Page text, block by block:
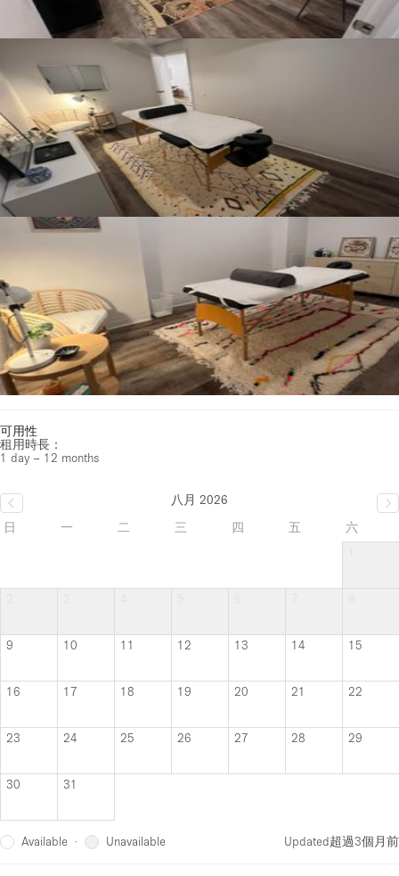
可用性
租用時長：
1 day – 12 months
八月 2026
日
一 二 三 四 五
六
9 10 11 12 13 14 15
16 17 18 19 20 21 22
23 24 25 26 27 28 29
30 31
Available · Unavailable Updated超過3個月前